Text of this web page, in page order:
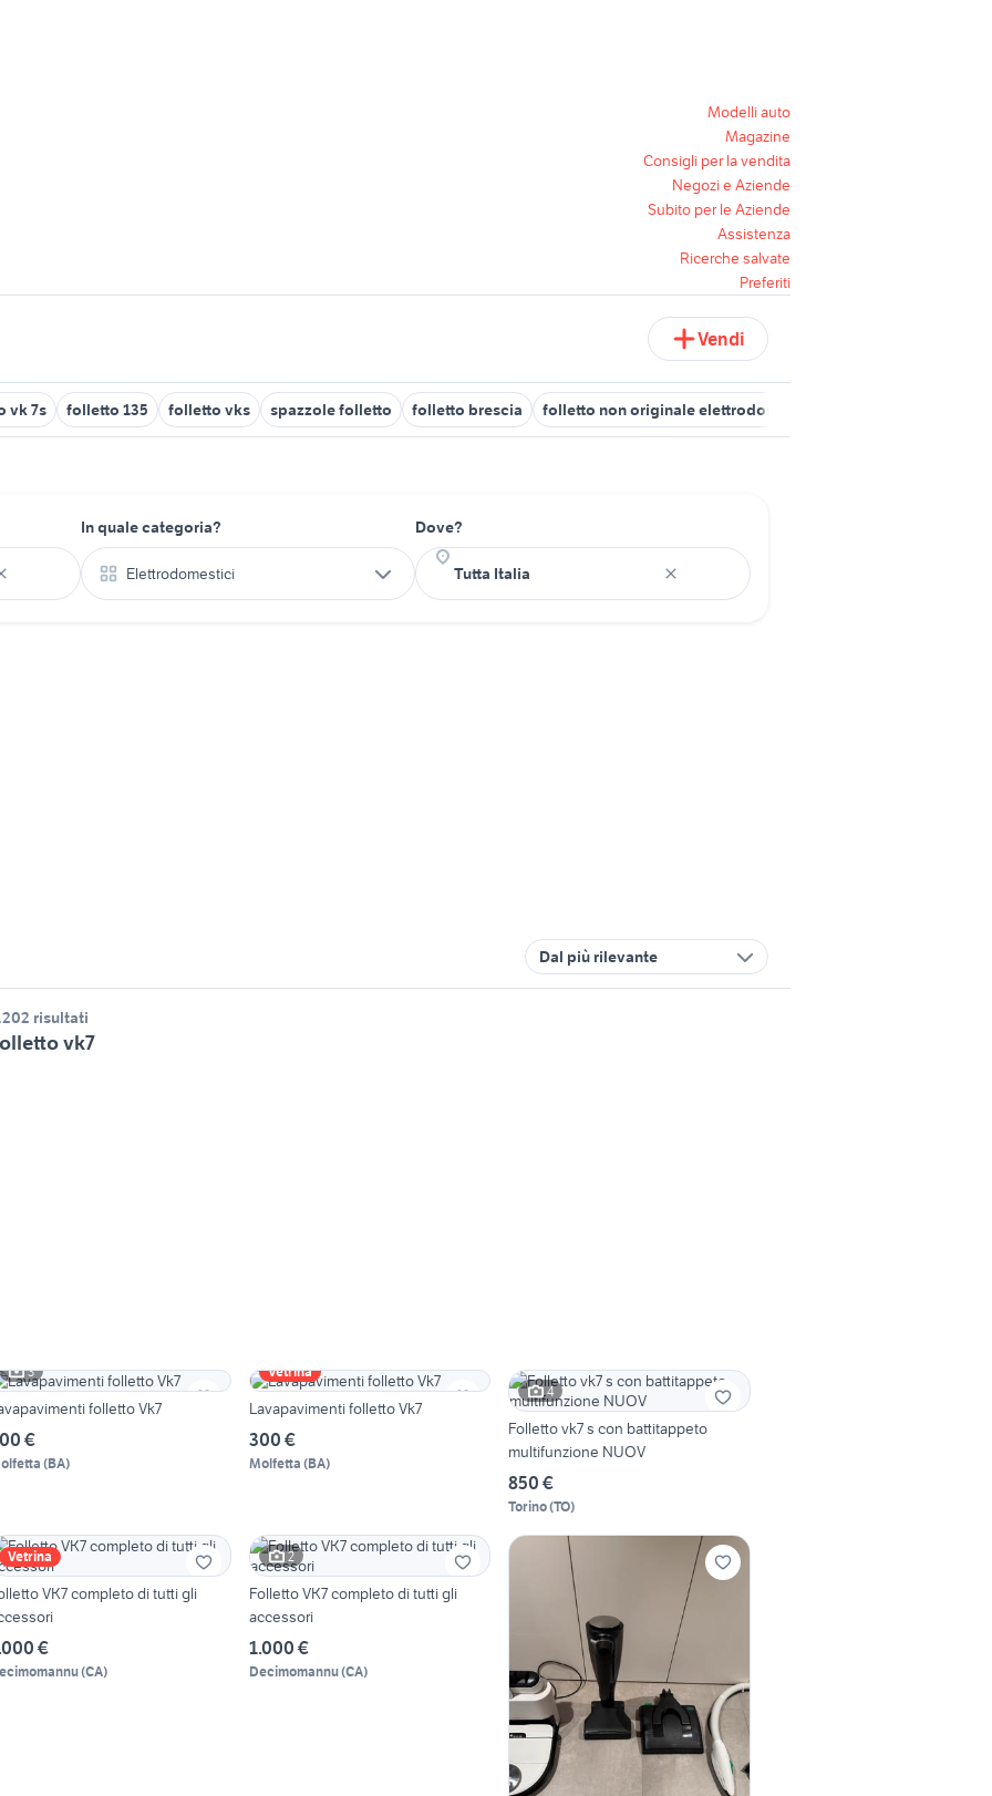
Modelli auto
Magazine
Consigli per la vendita
Negozi e Aziende
Subito per le Aziende
Assistenza
Ricerche salvate
Preferiti
Vendi
vk 7s folletto 135 folletto vks spazzole folletto folletto brescia folletto non originale elettrodomestici
In quale categoria?
Elettrodomestici
Dove?
Dal più rilevante
risultati
vk7
3
folletto Vk7
€
(BA)
Vetrina
Lavapavimenti folletto Vk7
300 €
Molfetta (BA)
4
Folletto vk7 s con battitappeto
multifunzione NUOV
850 €
Torino(TO)
Vetrina
VK7 completo di tutti gli
€
(CA)
2
Folletto VK7 completo di tutti gli
accessori
1.000 €
Decimomannu(CA)